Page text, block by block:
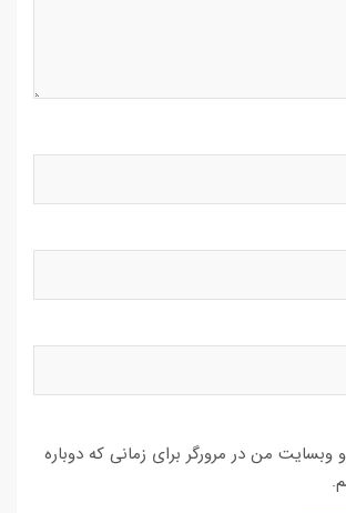
وبسایت من در مرورگر برای زمانی که دوباره